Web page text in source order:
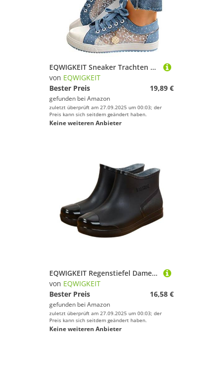
EQWIGKEIT Sneaker Trachten Damen Bequeme Turnschuhe Flache Brautschuhe Leichte Elegante Freizeitschuhe Bestickte Hochzeitsschuhe Atmungsaktive Sommerschuhe Lässige WalkingschuheGr. 37-40EU
von EQWIGKEIT
Bester Preis
19,89 €
gefunden bei Amazon
zuletzt überprüft am 27.09.2025 um 00:03; der
Preis kann sich seitdem geändert haben.
Keine weiteren Anbieter
EQWIGKEIT Regenstiefel Damen, Regenstiefel Damen Leicht Stiefeletten Gummi Reitstiefel Anti-Rutsch wasserdichte Schuhe Bequem Gummischuhe Halbhoch Regenschuhe Outdoor Gummistiefel Gartenschuhe
von EQWIGKEIT
Bester Preis
16,58 €
gefunden bei Amazon
zuletzt überprüft am 27.09.2025 um 00:03; der
Preis kann sich seitdem geändert haben.
Keine weiteren Anbieter